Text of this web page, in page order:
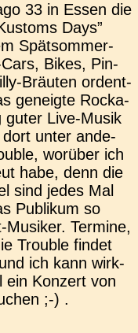
33 in Essen die
Days”
Spä­t­­som­­mer-
Bikes, Pin­
Bräu­­ten ordent­
geneig­te Rock­a­­
guter Live-Musik
dort unter ande­
wor­über ich
habe, denn die
sind jedes Mal
Publi­kum so
Musi­ker. Ter­mi­ne,
Trou­ble findet
ich kann wirk­
ein Kon­zert von
;-) .